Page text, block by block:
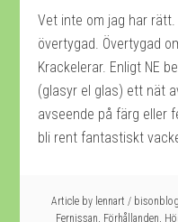
Vet inte om jag har
övertygad. Övertygad
Krackelerar. Enligt NE
(glasyr el glas) ett nät
avseende på färg eller
bli rent fantastiskt
Article by lennart /
Fernissan, Förhållanden,